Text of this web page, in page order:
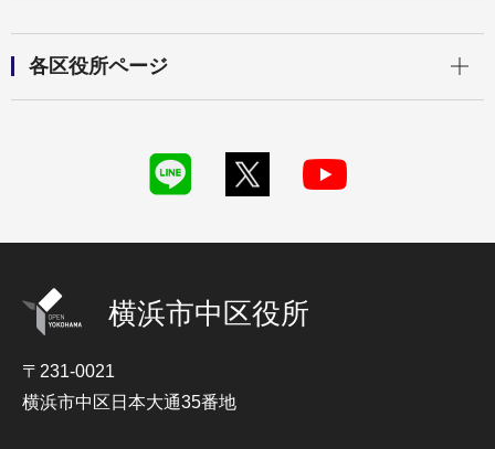
各区役所ページ
横浜市中区役所
〒231-0021
横浜市中区日本大通35番地